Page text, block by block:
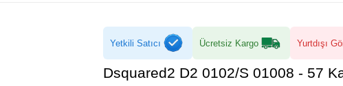
Yetkili Satıcı Ücretsiz Kargo Yurtdışı
Dsquared2 D2 0102/S 01008 - 57